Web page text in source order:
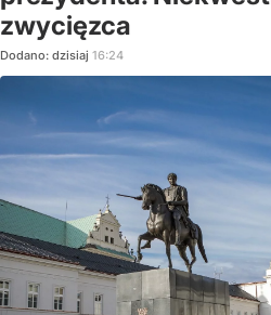
zwycięzca
Dodano: dzisiaj 16:24